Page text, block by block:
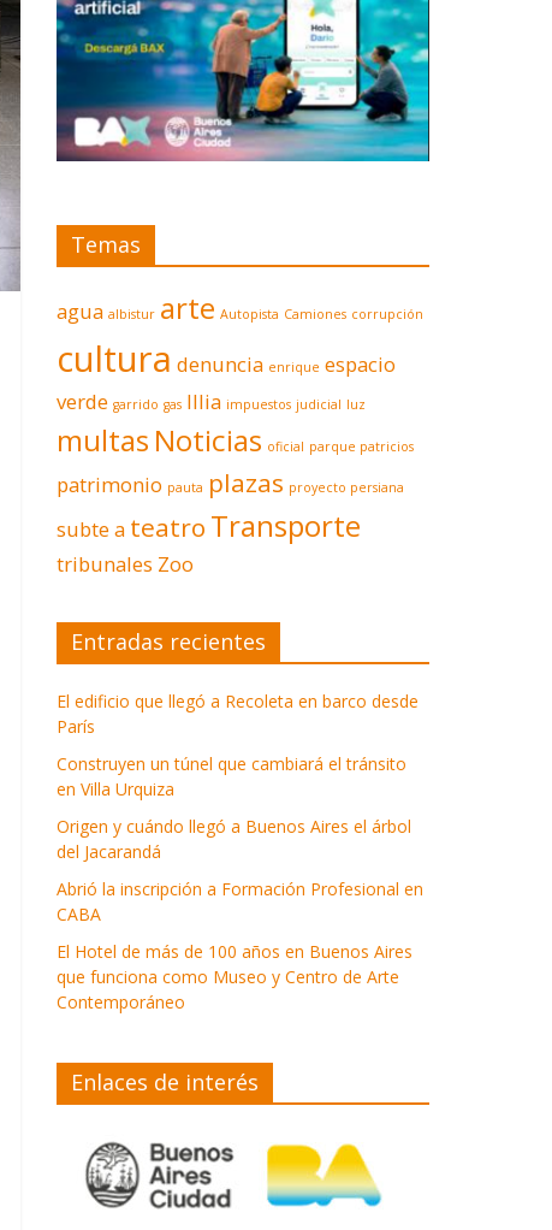
Temas
agua albistur arte Autopista Camiones corrupción
cultura denuncia enrique espacio
verde garrido gas Illia impuestos judicial luz
multas Noticias oficial parque patricios
patrimonio pauta plazas proyecto persiana
subte a teatro Transporte
tribunales Zoo
Entradas recientes
El edificio que llegó a Recoleta en barco desde
París
Construyen un túnel que cambiará el tránsito
en Villa Urquiza
Origen y cuándo llegó a Buenos Aires el árbol
del Jacarandá
Abrió la inscripción a Formación Profesional en
CABA
El Hotel de más de 100 años en Buenos Aires
que funciona como Museo y Centro de Arte
Contemporáneo
Enlaces de interés